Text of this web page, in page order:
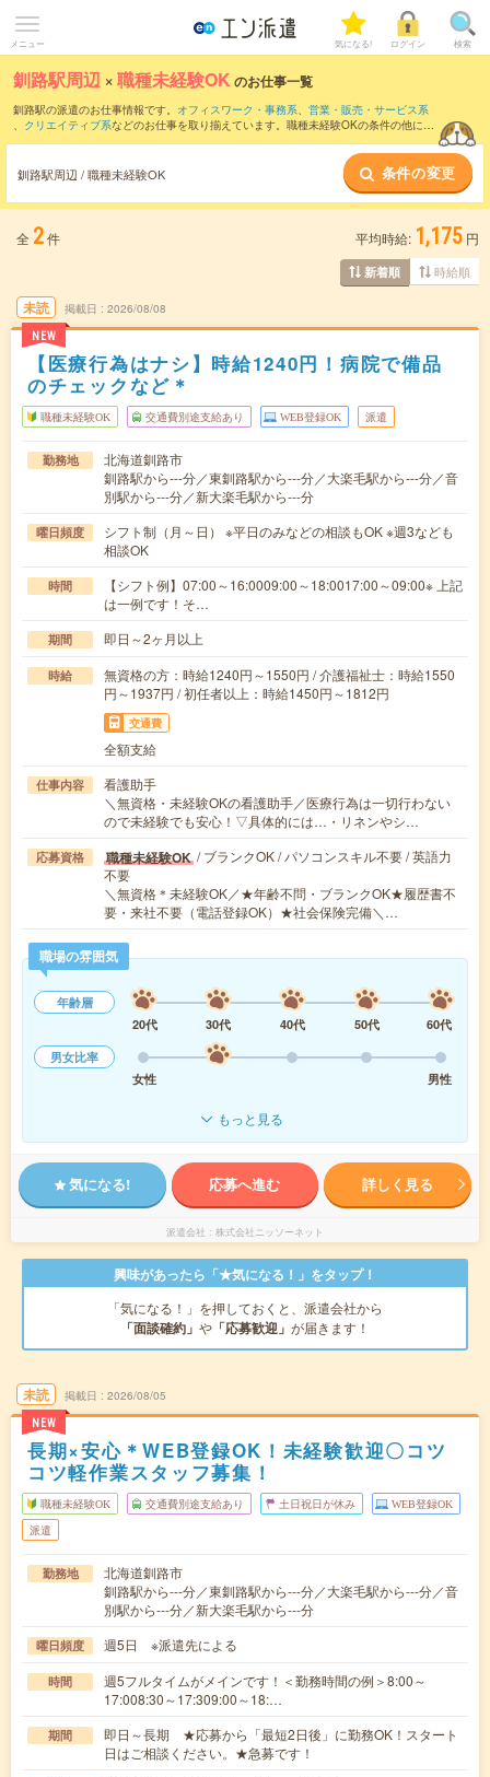
メニュー 気になる! ログイン 検索
釧路駅周辺 ×職種未経験OK のお仕事一覧
釧路駅の派遣のお仕事情報です。 オフィスワーク・事務系、 営業・販売・サービス系
、 クリエイティブ系などのお仕事を取り揃えています。職種未経験OKの条件の他に、
釧路駅周辺 / 職種未経験OK 条件の変更
全 2件 平均時給: 1,175 円
新着順 時給順
未読
NEW
掲載日 2026/08/08
【医療行為はナシ】時給1240円！病院で備品
のチェックなど＊
職種未経験OK 交通費別途支給あり WEB登録OK 派遣
勤務地
北海道釧路市
釧路駅から---分／東釧路駅から---分／大楽毛駅から---分／音
別駅から---分／新大楽毛駅から---分
曜日頻度
シフト制（月～日） ※平日のみなどの相談もOK ※週3なども
相談OK
時間
【シフト例】07:00～16:0009:00～18:0017:00～09:00※ 上記
は一例です！そ…
期間 即日～2ヶ月以上
時給
無資格の方：時給1240円～1550円 / 介護福祉士：時給1550
円～1937円 / 初任者以上：時給1450円～1812円
交通費
全額支給
仕事内容
看護助手
＼無資格・未経験OKの看護助手／医療行為は一切行わない
ので未経験でも安心！▽具体的には…・リネンやシ…
応募資格 職種未経験OK / ブランクOK / パソコンスキル不要 / 英語力
不要
＼無資格＊未経験OK／★年齢不問・ブランクOK★履歴書不
要・来社不要（電話登録OK）★社会保険完備＼…
職場の雰囲気
年齢層
20代
30代 40代 50代
60代
男女比率
女性
男性
もっと見る
気になる! 応募へ進む 詳しく見る
派遣会社 株式会社ニッソーネット
興味があったら「★気になる！」をタップ！
「気になる！」を押しておくと、派遣会社から
「面談確約」 や 「応募歓迎」 が届きます！
未読
NEW
掲載日 2026/08/05
長期×安心＊WEB登録OK！未経験歓迎〇コツ
コツ軽作業スタッフ募集！
職種未経験OK 交通費別途支給あり 土日祝日が休み WEB登録OK
派遣
勤務地
北海道釧路市
釧路駅から---分／東釧路駅から---分／大楽毛駅から---分／音
別駅から---分／新大楽毛駅から---分
曜日頻度 週5日 ※派遣先による
時間
週5フルタイムがメインです！＜勤務時間の例＞8:00～
17:008:30～17:309:00～18:…
期間
即日～長期 ★応募から「最短2日後」に勤務OK！スタート
日はご相談ください。★急募です！